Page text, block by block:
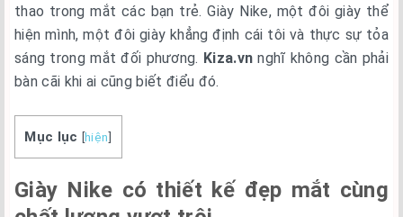
thao trong mắt các bạn trẻ. Giày Nike, một đôi giày thể
hiện mình, một đôi giày khẳng định cái tôi và thực sự tỏa
sáng trong mắt đối phương. Kiza.vn nghĩ không cần phải
bàn cãi khi ai cũng biết điểu đó.
Mục lục [hiện]
Giày Nike có thiết kế đẹp mắt cùng